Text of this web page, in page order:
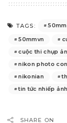
TAGS:
50mmvn
cuộc thi chụp
nikon photo
nikonian
tin tức nhiếp ảnh
SHARE ON